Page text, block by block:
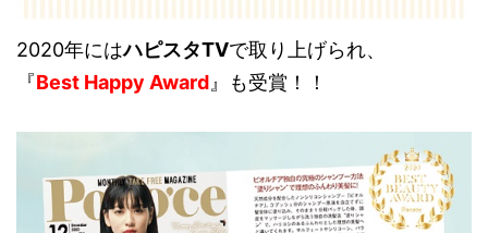
2020年にはハピスタTVで取り上げられ、
『Best Happy Award』も受賞！！